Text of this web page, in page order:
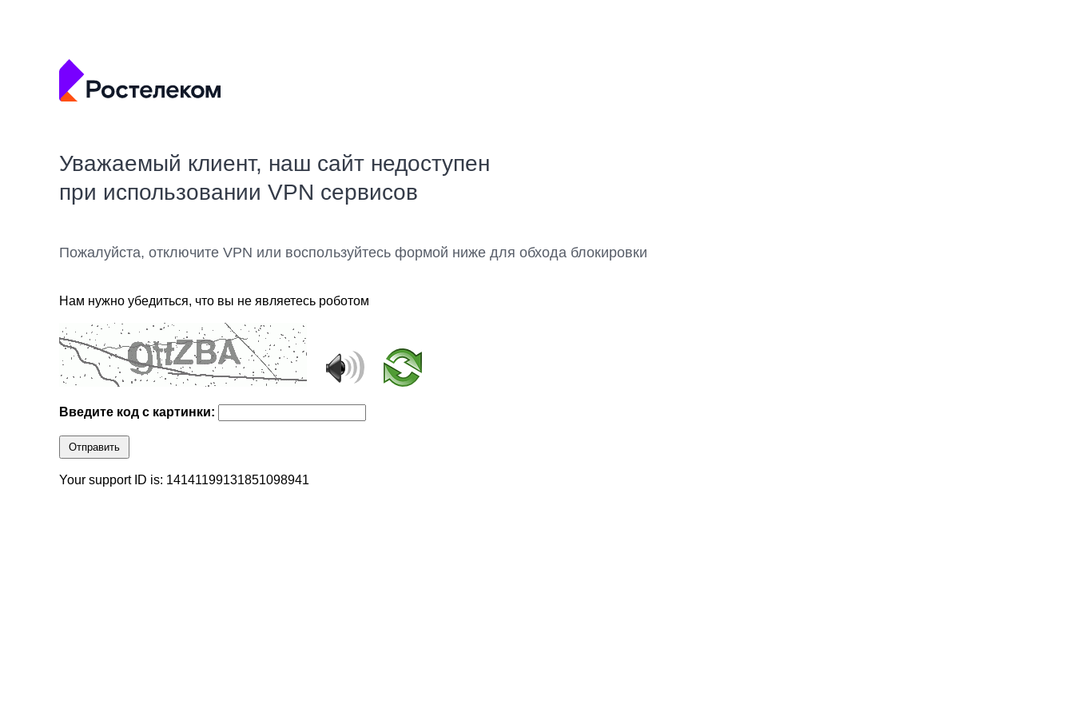
Уважаемый клиент, наш сайт недоступен
при использовании VPN сервисов
Пожалуйста, отключите VPN или воспользуйтесь формой ниже для обхода блокировки
Нам нужно убедиться, что вы не являетесь роботом
Введите код с картинки:
Отправить
Your support ID is: 14141199131851098941